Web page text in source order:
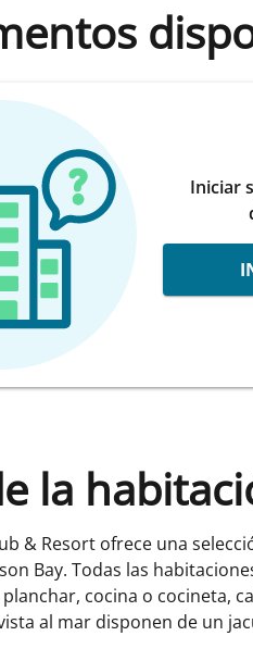
Iniciar
la
& Resort ofrece una
Bay. Todas las
cocina o cocineta,
al mar disponen de un